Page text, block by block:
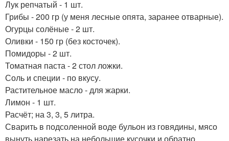
Лук репчатый - 1 шт.
Грибы - 200 гр (у меня лесные опята, заранее отварные).
Огурцы солёные - 2 шт.
Оливки - 150 гр (без косточек).
Помидоры - 2 шт.
Томатная паста - 2 стол ложки.
Соль и специи - по вкусу.
Растительное масло - для жарки.
Лимон - 1 шт.
Расчёт; на 3, 3, 5 литра.
Сварить в подсоленной воде бульон из говядины, мясо
вынуть нарезать на небольшие кусочки и обратно